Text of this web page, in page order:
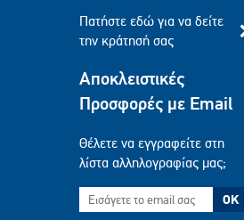
Πατήστε εδώ για να δείτε
την κράτησή σας
Αποκλειστικές
Προσφορές με Email
Θέλετε να εγγραφείτε στη
λίστα αλληλογραφίας μας;
OK